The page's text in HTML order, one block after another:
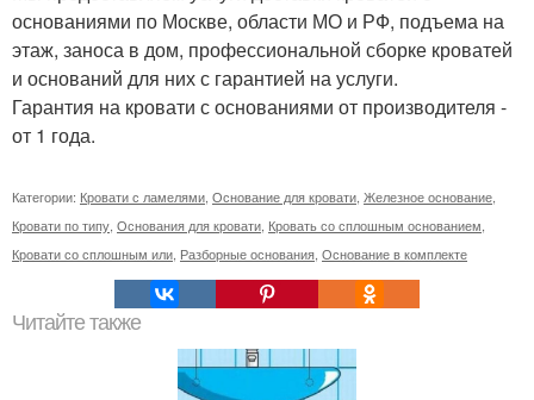
основаниями по Москве, области МО и РФ, подъема на
этаж, заноса в дом, профессиональной сборке кроватей
и оснований для них с гарантией на услуги.
Гарантия на кровати с основаниями от производителя -
от 1 года.
Категории: Кровати с ламелями Основание для кровати Железное основание
Кровати по типу Основания для кровати Кровать со сплошным основанием
Кровати со сплошным или Разборные основания Основание в комплекте
Читайте также